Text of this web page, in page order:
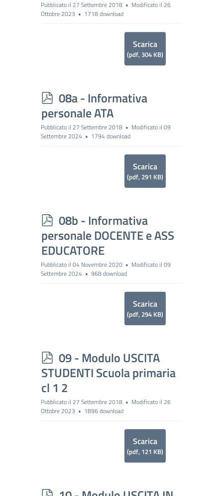
Pubblicato il 27 Settembre 2018
Modificato il 26
Ottobre 2023
1718 download
Scarica
(pdf,304 KB)
p
d
f
08a - Informativa
personale ATA
Pubblicato il 27 Settembre 2018
Modificato il 09
Settembre 2024
1794 download
Scarica
(pdf, 291 KB)
p
d
f
08b - Informativa
personale DOCENTE e ASS
EDUCATORE
Pubblicato il 04 Novembre 2020
Modificato il 09
Settembre 2024
968 download
Scarica
(pdf, 294 KB)
p
d
f
09 - Modulo USCITA
STUDENTI Scuola primaria
cl 1 2
Pubblicato il 27 Settembre 2018
Modificato il 26
Ottobre 2023
1896 download
Scarica
(pdf, 121 KB)